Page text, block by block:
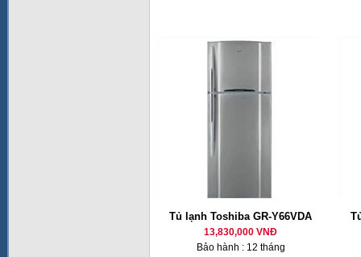
Tủ lạnh Toshiba GR-Y66VDA
13,830,000 VNĐ
Bảo hành : 12 tháng